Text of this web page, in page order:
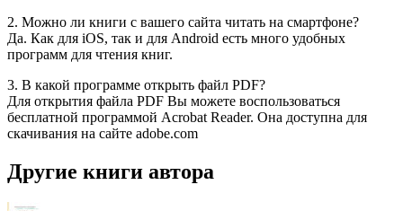
2. Можно ли книги с вашего сайта читать на смартфоне?
Да. Как для iOS, так и для Android есть много удобных
программ для чтения книг.
3. В какой программе открыть файл PDF?
Для открытия файла PDF Вы можете воспользоваться
бесплатной программой Acrobat Reader. Она доступна для
скачивания на сайте adobe.com
Другие книги автора